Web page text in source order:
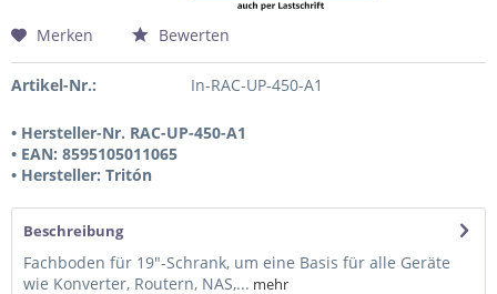
Merken Bewerten
Artikel-Nr.: In-RAC-UP-450-A1
• Hersteller-Nr. RAC-UP-450-A1
• EAN: 8595105011065
• Hersteller: Tritón
Beschreibung
Fachboden für 19"-Schrank, um eine Basis für alle Geräte
wie Konverter, Routern, NAS,... mehr